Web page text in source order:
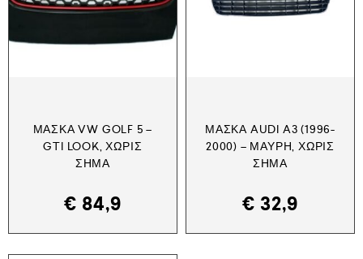
ΜΆΣΚΑ VW GOLF 5 –
GTI LOOK, ΧΩΡΊΣ
ΣΉΜΑ
€ 84,9
ΜΆΣΚΑ AUDI A3 (1996-
2000) – ΜΑΎΡΗ, ΧΩΡΊΣ
ΣΉΜΑ
€ 32,9